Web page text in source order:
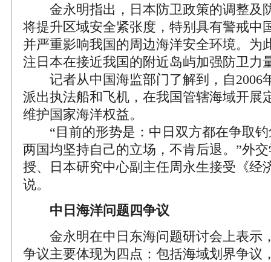
金永明指出，日本防卫政策的调整及
将提升区域安全紧张度，特别具有警戒中
并严重影响我国的周边海洋安全环境。为
注日本在接近我国的附近岛屿加强防卫力
记者从中国海监部门了解到，自2006
派出执法船和飞机，在我国管辖海域开展
维护国家海洋权益。
“目前的形势是：中日双方都在争取钓
两国均坚持自己的立场，不肯后退。”外
授、日本研究中心副主任周永生接受《经
说。
中日海洋问题四争议
金永明在中日东海问题研讨会上表示
争议主要体现为四点：包括海域划界争议